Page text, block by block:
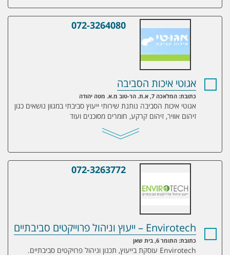
אגוטי איכות הסביבה
072-3264080
אגוטי איכות הסביבה
כתובת: המלאכה 7, א.ת. הר-טוב מ.א. מטה יהודה
אגוטי איכות הסביבה נותנת שירותי ייעוץ סביבתי במגוון נושאים כגון
זיהום אוויר, זיהום קרקע, חומרים מסוכנים ועוד
Envirotech – ייעוץ וניהול פרוייקטים סביבתיים
072-3263772
Envirotech – ייעוץ וניהול פרוייקטים סביבתיים
כתובת: התומר 6, בית שאן
Envirotech עוסקת בייעוץ, תכנון וניהול פרויקטים סביבתיים.